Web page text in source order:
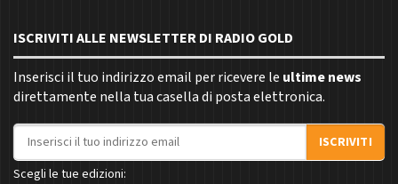
ISCRIVITI ALLE NEWSLETTER DI RADIO GOLD
Inserisci il tuo indirizzo email per ricevere le ultime news
direttamente nella tua casella di posta elettronica.
Indirizzo email
ISCRIVITI
Scegli le tue edizioni: